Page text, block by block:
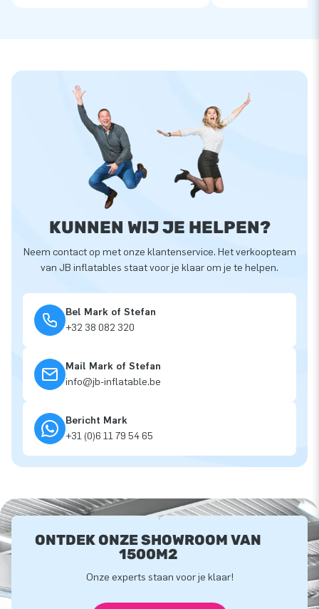
KUNNEN WIJ JE HELPEN?
Neem contact op met onze klantenservice. Het verkoopteam
van JB inflatables staat voor je klaar om je te helpen.
Bel Mark of Stefan
+32 38 082 320
Mail Mark of Stefan
info@jb-inflatable.be
Bericht Mark
+31 (0)6 11 79 54 65
ONTDEK ONZE SHOWROOM VAN
1500M2
Onze experts staan voor je klaar!